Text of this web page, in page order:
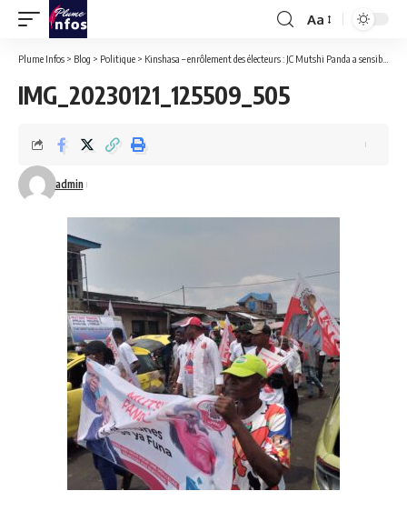
Font
Resizer
Aa
Plume Infos > Blog > Politique > Kinshasa – enrôlement des électeurs : JC Mutshi Panda a sensibilisé les habitants de Kasa vubu à s’enrôler massivement.
IMG_20230121_125509_505
admin